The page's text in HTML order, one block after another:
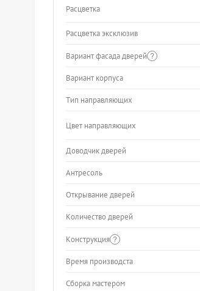
Расцветка
Расцветка эксклюзив
Вариант фасада дверей
Вариант корпуса
Тип направляющих
Цвет направляющих
Доводчик дверей
Антресоль
Открывание дверей
Количество дверей
Конструкция
Время производста
Сборка мастером